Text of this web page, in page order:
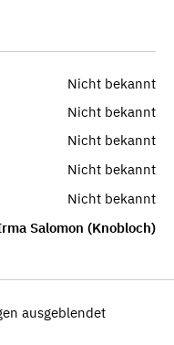
Nicht bekannt
Nicht bekannt
Nicht bekannt
Nicht bekannt
Nicht bekannt
Salomon (Knobloch)
ausgeblendet